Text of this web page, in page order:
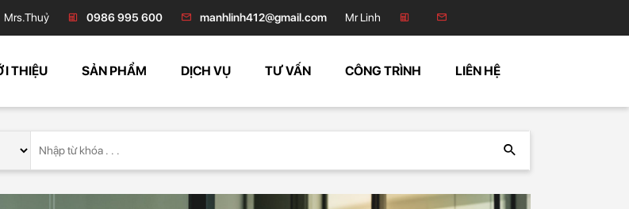
Mrs.Thuỷ 0986 995 600 manhlinh412@gmail.com Mr Linh
THIỆU SẢN PHẨM DỊCH VỤ TƯ VẤN CÔNG TRÌNH LIÊN HỆ